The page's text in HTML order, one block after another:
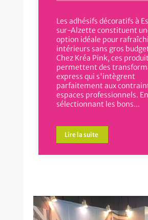
Les adhésifs décoratifs à
sur-Alzette constituent
option idéale pour
intérieurs sans gros
Chez Kréa Pink, ces
permettent des
express qui s'intègrent
parfaitement aux
espaces professionnels. En
sélectionnant les bons...
Lire la suite